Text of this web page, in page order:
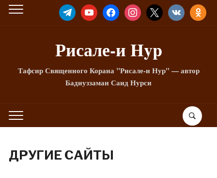
TELEGRAMYOUTUBEFACEBOOKINSTAGRAM
X VKONTAKTE
Рисале-и Hyp
Тафсир Священного Корана "Рисале-и Нур" — автор
Бадиуззаман Саид Нурси
ДРУГИЕ САЙТЫ